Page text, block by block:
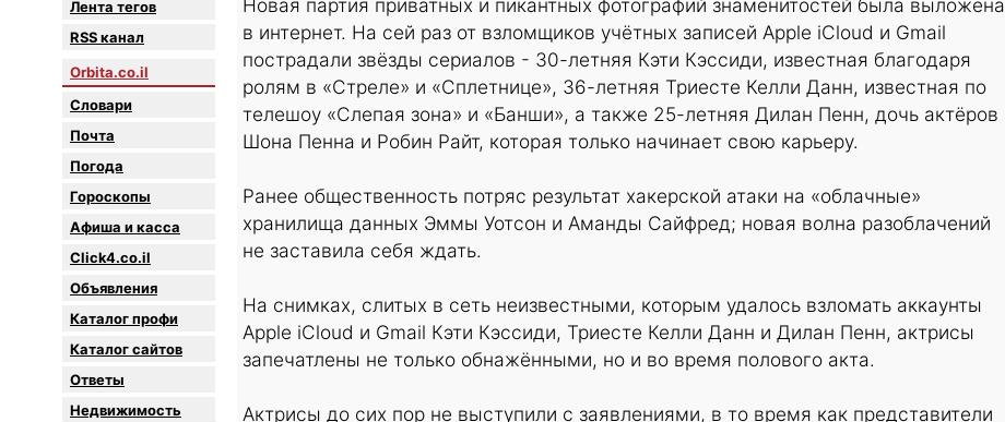
Лента тегов
RSS канал
Orbita.co.il
Словари
Почта
Погода
Гороскопы
Афиша и касса
Click4.co.il
Объявления
Каталог профи
Каталог сайтов
Oтветы
Недвижимость
Новая партия приватных и пикантных фотографий знаменитостей была выложена
в интернет. На сей раз от взломщиков учётных записей Apple iCloud и Gmail
пострадали звёзды сериалов - 30-летняя Кэти Кэссиди, известная благодаря
ролям в «Стреле» и «Сплетнице», 36-летняя Триесте Келли Данн, известная по
телешоу «Слепая зона» и «Банши», а также 25-летняя Дилан Пенн, дочь актёров
Шона Пенна и Робин Райт, которая только начинает свою карьеру.
Ранее общественность потряс результат хакерской атаки на «облачные»
хранилища данных Эммы Уотсон и Аманды Сайфред; новая волна разоблачений
не заставила себя ждать.
На снимках, слитых в сеть неизвестными, которым удалось взломать аккаунты
Apple iCloud и Gmail Кэти Кэссиди, Триесте Келли Данн и Дилан Пенн, актрисы
запечатлены не только обнажёнными, но и во время полового акта.
Актрисы до сих пор не выступили с заявлениями, в то время как представители